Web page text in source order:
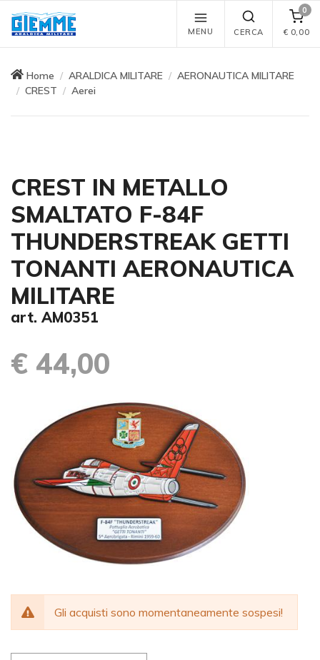
MENU CERCA
0
€ 0,00
Home ARALDICA MILITARE
AERONAUTICA MILITARE
CREST
Aerei
CREST IN METALLO
SMALTATO F-84F
THUNDERSTREAK GETTI
TONANTI AERONAUTICA
MILITARE
art. AM0351
€ 44,00
Gli acquisti sono momentaneamente sospesi!